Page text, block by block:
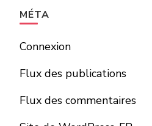
MÉTA
Connexion
Flux des publications
Flux des commentaires